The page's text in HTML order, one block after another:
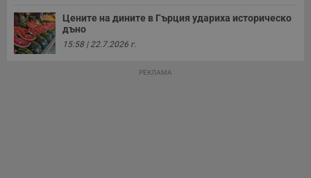
Цените на дините в Гърция удариха историческо
дъно
15:58 | 22.7.2026 г.
РЕКЛАМА